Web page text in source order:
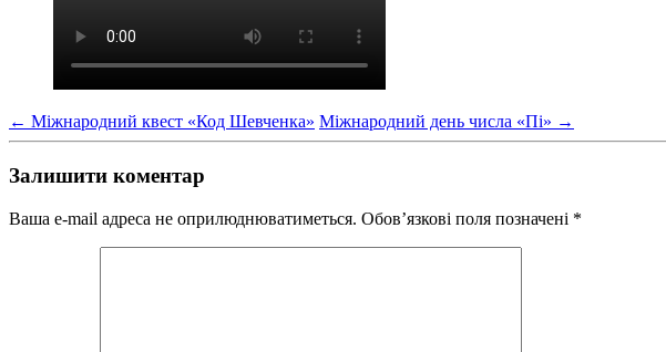
← Міжнародний квест «Код Шевченка» Міжнародний день числа «Пі» →
Залишити коментар
Ваша e-mail адреса не оприлюднюватиметься. Обов’язкові поля позначені *